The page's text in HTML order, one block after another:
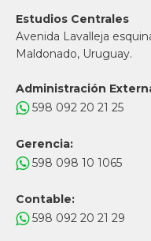
Estudios Centrales
Avenida Lavalleja
Maldonado, Uruguay.
Administración
598 092 20 21 25
Gerencia:
598 098 10 1065
Contable:
598 092 20 21 29